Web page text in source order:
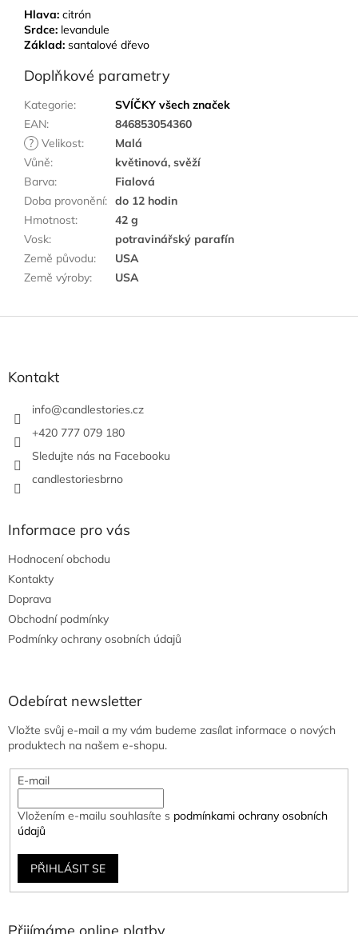
Hlava: citrón
Srdce: levandule
Základ: santalové dřevo
Doplňkové parametry
Kategorie:
SVÍČKY všech značek
EAN:
846853054360
? Velikost:
Malá
Vůně:
květinová, svěží
Barva:
Fialová
Doba provonění: do 12 hodin
Hmotnost:
42 g
Vosk:
potravinářský parafín
Země původu:
USA
Země výroby: USA
Kontakt
info@candlestories.cz
+420 777 079 180
Sledujte nás na Facebooku
candlestoriesbrno
Informace pro vás
Hodnocení obchodu
Kontakty
Doprava
Obchodní podmínky
Podmínky ochrany osobních údajů
Odebírat newsletter
Vložte svůj e-mail a my vám budeme zasílat informace o nových
produktech na našem e-shopu.
E-mail
Vložením e-mailu souhlasíte s podmínkami ochrany osobních
údajů
PŘIHLÁSIT SE
Přijímáme online platby